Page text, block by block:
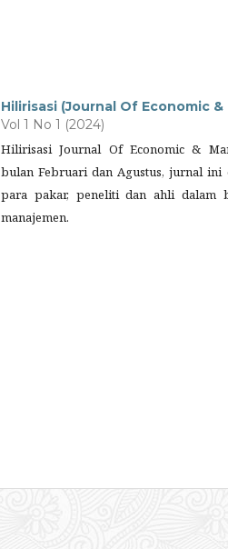
Hilirisasi (Journal Of Economic
Vol 1 No 1 (2024)
Hilirisasi Journal Of Economic &
bulan Februari dan Agustus, jurnal
para pakar, peneliti dan ahli dalam
manajemen.